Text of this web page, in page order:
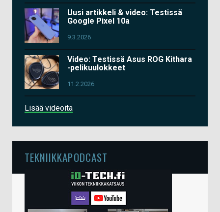
Uusi artikkeli & video: Testissä
Google Pixel 10a
9.3.2026
Video: Testissä Asus ROG Kithara
-pelikuulokkeet
11.2.2026
Lisää videoita
TEKNIIKKAPODCAST